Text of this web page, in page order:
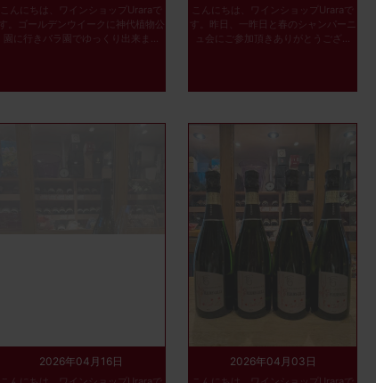
こんにちは、ワインショップUraraで
す。ゴールデンウイークに神代植物公
園に行きバラ園でゆっくり出来ま...
こんにちは、ワインショップUraraで
す。昨日、一昨日と春のシャンパーニ
ュ会にご参加頂きありがとうござ...
2026年04月16日 2026年04月03日